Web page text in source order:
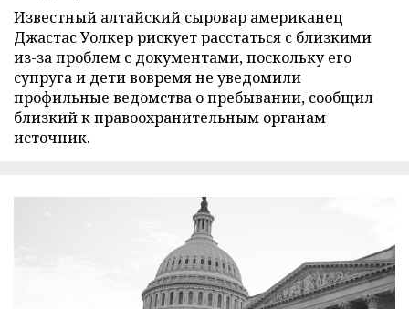
Известный алтайский сыровар американец
Джастас Уолкер рискует расстаться с близкими
из-за проблем с документами, поскольку его
супруга и дети вовремя не уведомили
профильные ведомства о пребывании, сообщил
близкий к правоохранительным органам
источник.